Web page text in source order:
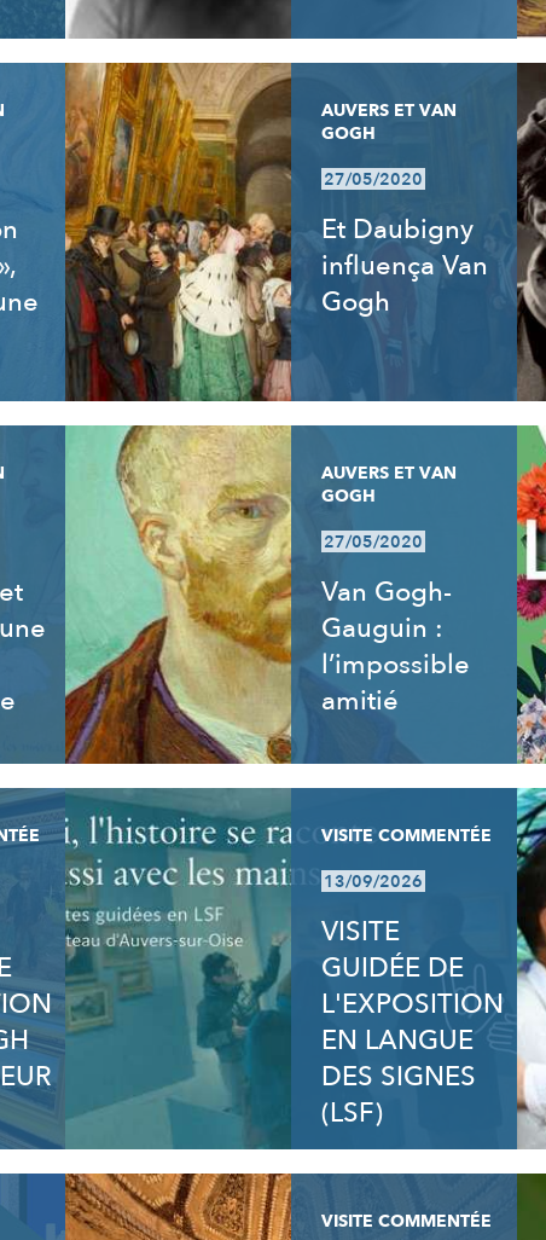
AUVERS ET VAN
GOGH
27/05/2020
Et Daubigny
influença Van
Gogh
AUVERS ET VAN
GOGH
27/05/2020
Van Gogh-
Gauguin :
l’impossible
amitié
VISITE COMMENTÉE
13/09/2026
VISITE
GUIDÉE DE
L'EXPOSITION
EN LANGUE
DES SIGNES
(LSF)
VISITE COMMENTÉE